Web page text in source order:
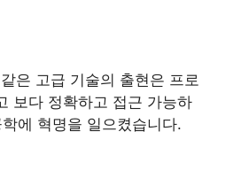
은 고급 기술의 출현은 프로
보다 정확하고 접근 가능하
에 혁명을 일으켰습니다.